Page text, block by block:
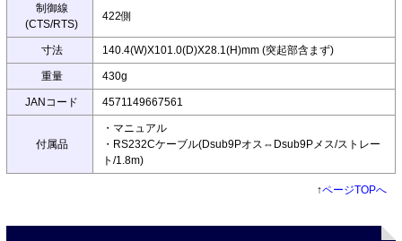
制御線
(CTS/RTS)
422側
寸法 140.4(W)X101.0(D)X28.1(H)mm (突起部含まず)
重量 430g
JANコード 4571149667561
付属品
・マニュアル
・RS232Cケーブル(Dsub9Pオス⇔Dsub9Pメス/ストレー
ト/1.8m)
↑ページTOPへ